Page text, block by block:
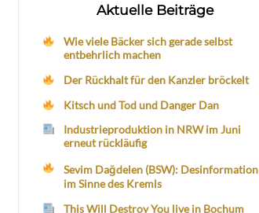
Aktuelle Beiträge
Wie viele Bäcker sich gerade selbst
entbehrlich machen
Der Rückhalt für den Kanzler bröckelt
Kitsch und Tod und Danger Dan
Industrieproduktion in NRW im Juni
erneut rückläufig
Sevim Dağdelen (BSW): Desinformation
im Sinne des Kremls
This Will Destroy You live in Bochum